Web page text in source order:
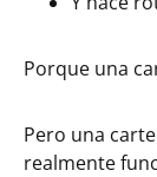
Porque una
Pero una
realmente